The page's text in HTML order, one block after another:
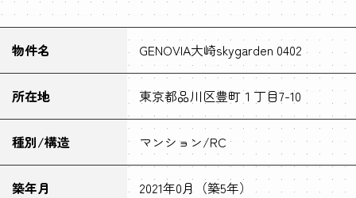
物件名 GENOVIA大崎skygarden 0402
所在地 東京都品川区豊町１丁目7-10
種別/構造 マンション/RC
築年月 2021年0月（築5年）